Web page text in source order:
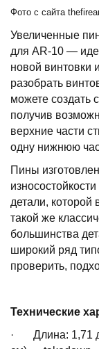
Фото с сайта
Увеличенные
для AR-10 —
новой винтовки
разобрать
можете создать
получив
верхние части
одну нижнюю
Пины
детали, которой
такой же
большинства
широкий ряд
проверить,
Технические
· Длина: 1,71